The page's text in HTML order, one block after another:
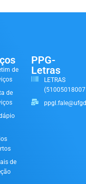
de
de
de
PPG-
Letras
LETRAS